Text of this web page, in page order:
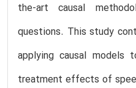
the-art causal
questions. This study
applying causal models
treatment effects of